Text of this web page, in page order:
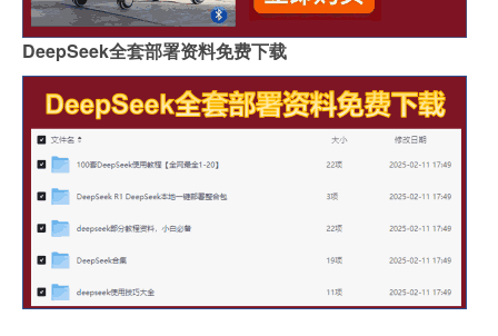
DeepSeek全套部署资料免费下载